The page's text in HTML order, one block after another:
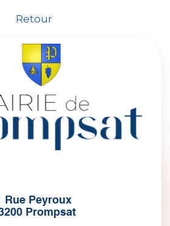
Retour
Rue Peyroux
Prompsat